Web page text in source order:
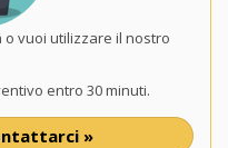
vuoi utilizzare il nostro
entro 30 minuti.
»